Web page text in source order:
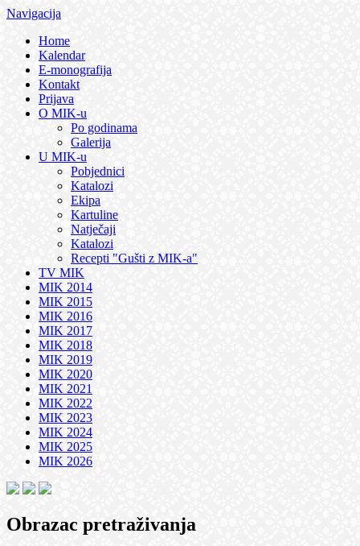
Navigacija
Home
Kalendar
E-monografija
Kontakt
Prijava
O MIK-u
Po godinama
Galerija
U MIK-u
Pobjednici
Katalozi
Ekipa
Kartuline
Natječaji
Katalozi
Recepti "Gušti z MIK-a"
TV MIK
MIK 2014
MIK 2015
MIK 2016
MIK 2017
MIK 2018
MIK 2019
MIK 2020
MIK 2021
MIK 2022
MIK 2023
MIK 2024
MIK 2025
MIK 2026
Obrazac pretraživanja